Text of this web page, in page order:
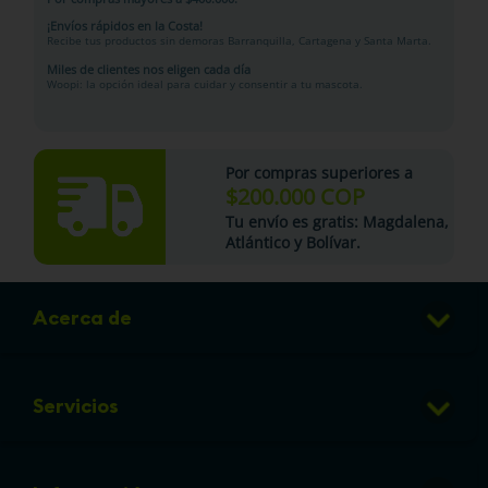
¡Envíos rápidos en la Costa!
Recibe tus productos sin demoras Barranquilla, Cartagena y Santa Marta.
Miles de clientes nos eligen cada día
Woopi: la opción ideal para cuidar y consentir a tu mascota.
Por compras superiores a
$200.000 COP
Tu envío es gratis: Magdalena,
Atlántico y Bolívar.
Acerca de
Club de Puntos
Servicios
Veterinaria